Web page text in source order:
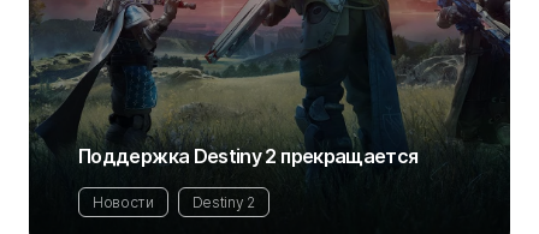
Поддержка Destiny 2 прекращается
Новости Destiny 2